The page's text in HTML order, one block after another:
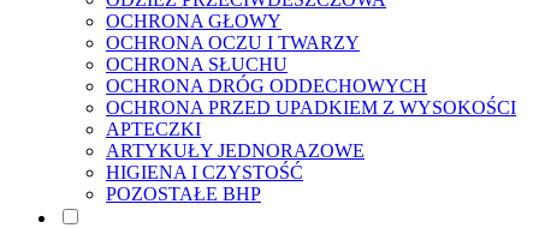
OCHRONA GŁOWY
OCHRONA OCZU I TWARZY
OCHRONA SŁUCHU
OCHRONA DRÓG ODDECHOWYCH
OCHRONA PRZED UPADKIEM Z WYSOKOŚCI
APTECZKI
ARTYKUŁY JEDNORAZOWE
HIGIENA I CZYSTOŚĆ
POZOSTAŁE BHP